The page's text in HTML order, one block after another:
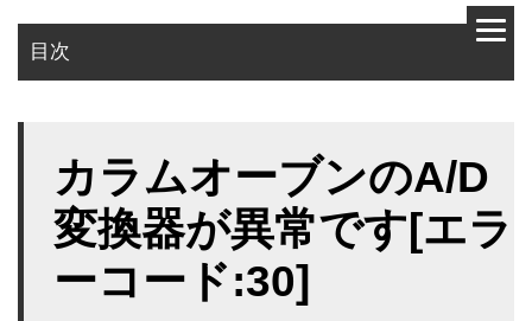
目次
対策
カラムオーブンのA/D
変換器が異常です[エラ
ーコード:30]